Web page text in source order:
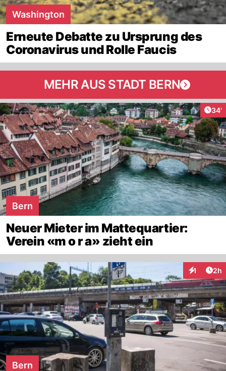
Washington
Erneute Debatte zu Ursprung des
Coronavirus und Rolle Faucis
MEHR AUS STADT BERN
34'
Bern
Neuer Mieter im Mattequartier:
Verein «m o r a» zieht ein
1 2h
Bern